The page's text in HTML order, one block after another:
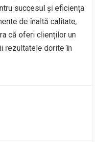
succesul și eficiența
de înaltă calitate,
că oferi clienților un
rezultatele dorite în